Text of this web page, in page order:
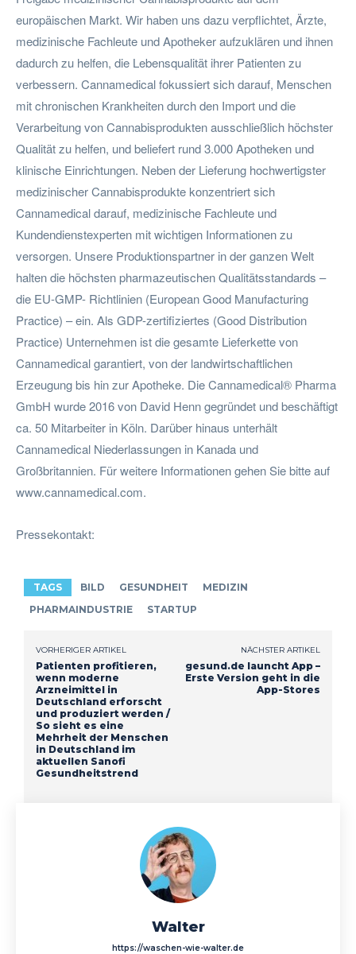
europäischen Markt. Wir haben uns dazu verpflichtet, Ärzte,
medizinische Fachleute und Apotheker aufzuklären und ihnen
dadurch zu helfen, die Lebensqualität ihrer Patienten zu
verbessern. Cannamedical fokussiert sich darauf, Menschen
mit chronischen Krankheiten durch den Import und die
Verarbeitung von Cannabisprodukten ausschließlich höchster
Qualität zu helfen, und beliefert rund 3.000 Apotheken und
klinische Einrichtungen. Neben der Lieferung hochwertigster
medizinischer Cannabisprodukte konzentriert sich
Cannamedical darauf, medizinische Fachleute und
Kundendienstexperten mit wichtigen Informationen zu
versorgen. Unsere Produktionspartner in der ganzen Welt
halten die höchsten pharmazeutischen Qualitätsstandards –
die EU-GMP- Richtlinien (European Good Manufacturing
Practice) – ein. Als GDP-zertifiziertes (Good Distribution
Practice) Unternehmen ist die gesamte Lieferkette von
Cannamedical garantiert, von der landwirtschaftlichen
Erzeugung bis hin zur Apotheke. Die Cannamedical® Pharma
GmbH wurde 2016 von David Henn gegründet und beschäftigt
ca. 50 Mitarbeiter in Köln. Darüber hinaus unterhält
Cannamedical Niederlassungen in Kanada und
Großbritannien. Für weitere Informationen gehen Sie bitte auf
www.cannamedical.com.
Pressekontakt:
TAGS BILD GESUNDHEIT
MEDIZIN
PHARMAINDUSTRIE
STARTUP
VORHERIGER ARTIKEL
Patienten profitieren,
wenn moderne
Arzneimittel in
Deutschland erforscht
und produziert werden /
So sieht es eine
Mehrheit der Menschen
in Deutschland im
aktuellen Sanofi
Gesundheitstrend
NÄCHSTER ARTIKEL
gesund.de launcht App –
Erste Version geht in die
App-Stores
Walter
https://waschen-wie-walter.de